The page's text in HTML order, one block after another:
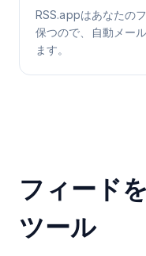
RSS.appはあなたの
保つので、自動メー
ます。
フィード
ツール